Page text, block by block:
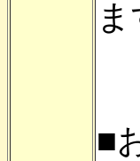
■